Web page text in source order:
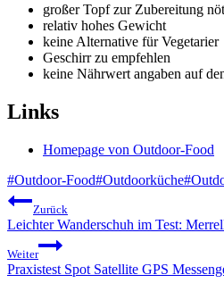
großer Topf zur Zubereitung
relativ hohes Gewicht
keine Alternative für Vegetarier
Geschirr zu empfehlen
keine Nährwert angaben auf
Links
Homepage von Outdoor-Food
Schlagworte:
#Outdoor-Food#Outdoorküche#
Beitragsnavigation
Zurück
Leichter Wanderschuh im Test:
Weiter
Praxistest Spot Satellite GPS